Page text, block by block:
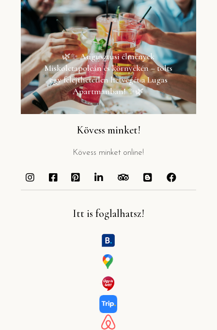
🌿✨ Augusztusi élmények
Miskolctapolcán és környékén – tölts
egy felejthetetlen hétvégét a Lugas
Apartmanban! ✨🌿
Kövess minket!
Kövess minket online!
Itt is foglalhatsz!